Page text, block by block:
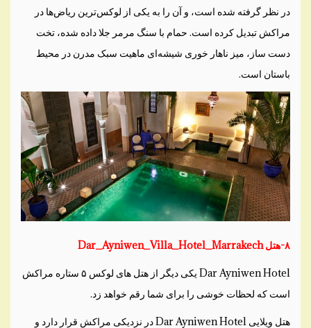
در نظر گرفته شده است، و آن را به یکی از لوکس‌ترین ریاض‌ها در
مراکش تبدیل کرده است. حمام با سنگ مرمر جلا داده شده، تخت
دست ساز، میز ناهار خوری شیشه‌ای ماهیت سبک مدرن در محیط
باستان است.
۸-هتل Dar_Ayniwen_Villa_Hotel_Marrakech
Dar Ayniwen Hotel یکی دیگر از هتل های لوکس ۵ ستاره مراکش
است که لحظات خوشی را برای شما رقم خواهد زد.
هتل ویلایی Dar Ayniwen Hotel در نزدیکی مراکش قرار دارد و